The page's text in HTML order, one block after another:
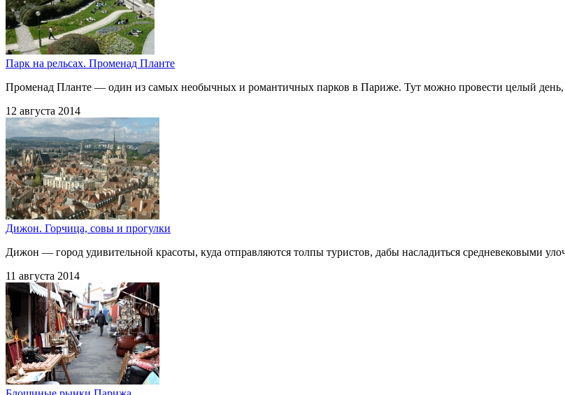
Парк на рельсах. Променад Планте
Променад Планте — один из самых необычных и романтичных парков в Париже. Тут можно провести целый день,
12 августа 2014
Дижон. Горчица, совы и прогулки
Дижон — город удивительной красоты, куда отправляются толпы туристов, дабы насладиться средневековыми
11 августа 2014